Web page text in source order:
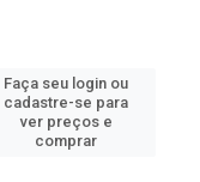
Faça seu login ou
cadastre-se para
ver preços e
comprar